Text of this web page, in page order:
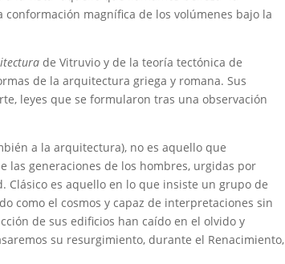
magnífica de los volúmenes bajo la
de Vitruvio y de la teoría tectónica de
de la arquitectura griega y romana. Sus
leyes que se formularon tras una observación
a la arquitectura), no es aquello que
las generaciones de los hombres, urgidas por
Clásico es aquello en lo que insiste un grupo de
como el cosmos y capaz de interpretaciones sin
de sus edificios han caído en el olvido y
su resurgimiento, durante el Renacimiento,